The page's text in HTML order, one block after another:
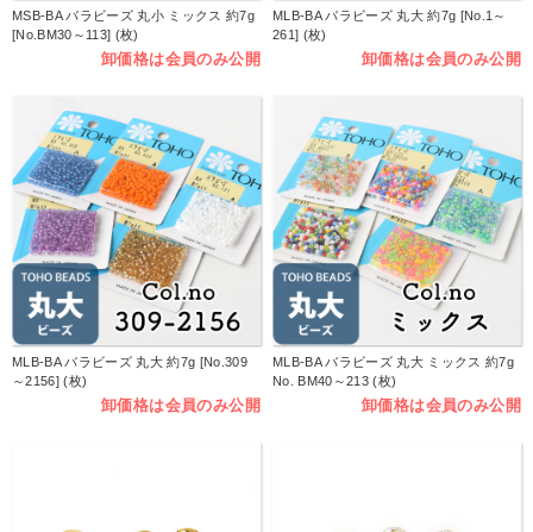
MSB-BA バラビーズ 丸小 ミックス 約7g
[No.BM30～113] (枚)
卸価格は会員のみ公開
MLB-BA バラビーズ 丸大 約7g [No.1～
261] (枚)
卸価格は会員のみ公開
MLB-BA バラビーズ 丸大 約7g [No.309
～2156] (枚)
卸価格は会員のみ公開
MLB-BA バラビーズ 丸大 ミックス 約7g
No. BM40～213 (枚)
卸価格は会員のみ公開